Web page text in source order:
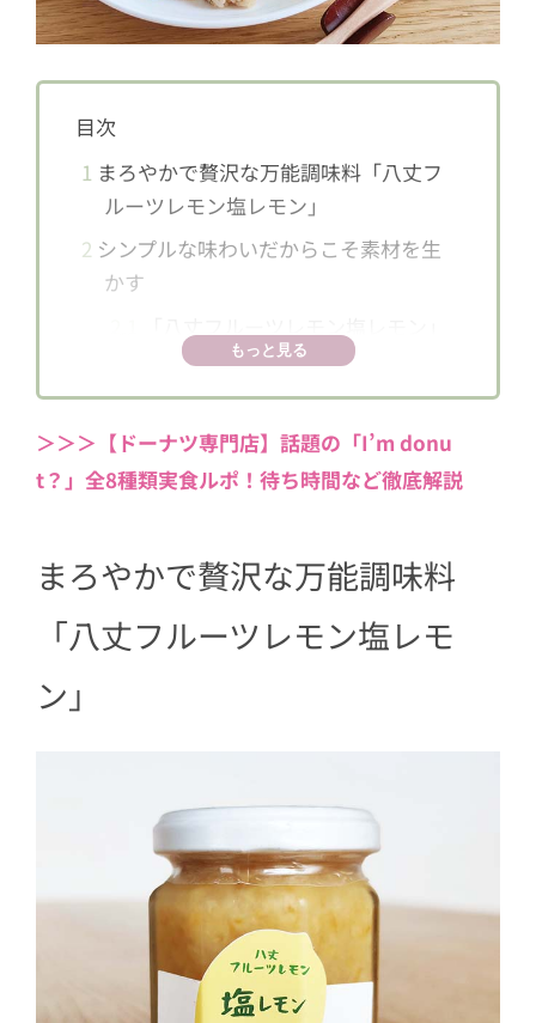
目次
1 まろやかで贅沢な万能調味料「八丈フ
ルーツレモン塩レモン」
2 シンプルな味わいだからこそ素材を生
かす
とオリーブオイルで冷奴
2.2「八丈フルーツレモン塩レモン」
とベーコンで爽やかなレタスチャー
ハン
もっと見る
＞＞＞【ドーナツ専門店】話題の「I’m donu
t？」全8種類実食ルポ！待ち時間など徹底解説
まろやかで贅沢な万能調味料
「八丈フルーツレモン塩レモ
ン」